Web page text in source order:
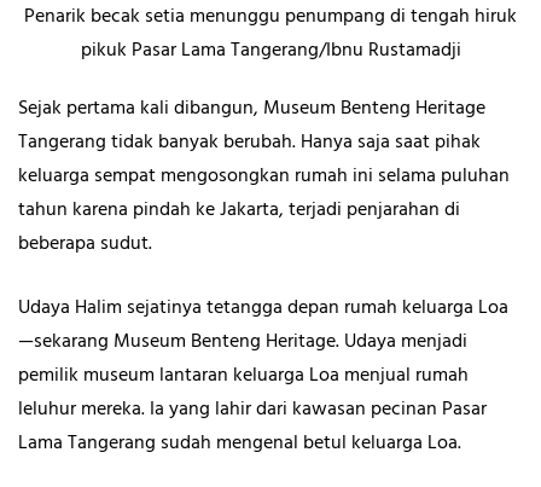
Penarik becak setia menunggu penumpang di tengah hiruk
pikuk Pasar Lama Tangerang/Ibnu Rustamadji
Sejak pertama kali dibangun, Museum Benteng Heritage
Tangerang tidak banyak berubah. Hanya saja saat pihak
keluarga sempat mengosongkan rumah ini selama puluhan
tahun karena pindah ke Jakarta, terjadi penjarahan di
beberapa sudut.
Udaya Halim sejatinya tetangga depan rumah keluarga Loa
—sekarang Museum Benteng Heritage. Udaya menjadi
pemilik museum lantaran keluarga Loa menjual rumah
leluhur mereka. Ia yang lahir dari kawasan pecinan Pasar
Lama Tangerang sudah mengenal betul keluarga Loa.